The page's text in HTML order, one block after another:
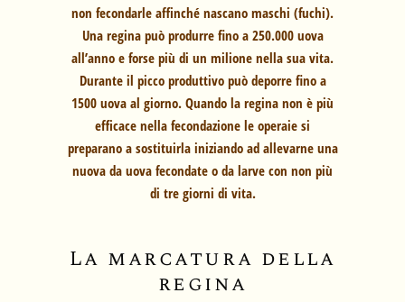
non fecondarle affinché nascano maschi (fuchi).
Una regina può produrre fino a 250.000 uova
all’anno e forse più di un milione nella sua vita.
Durante il picco produttivo può deporre fino a
1500 uova al giorno. Quando la regina non è più
efficace nella fecondazione le operaie si
preparano a sostituirla iniziando ad allevarne una
nuova da uova fecondate o da larve con non più
di tre giorni di vita.
La marcatura della
regina